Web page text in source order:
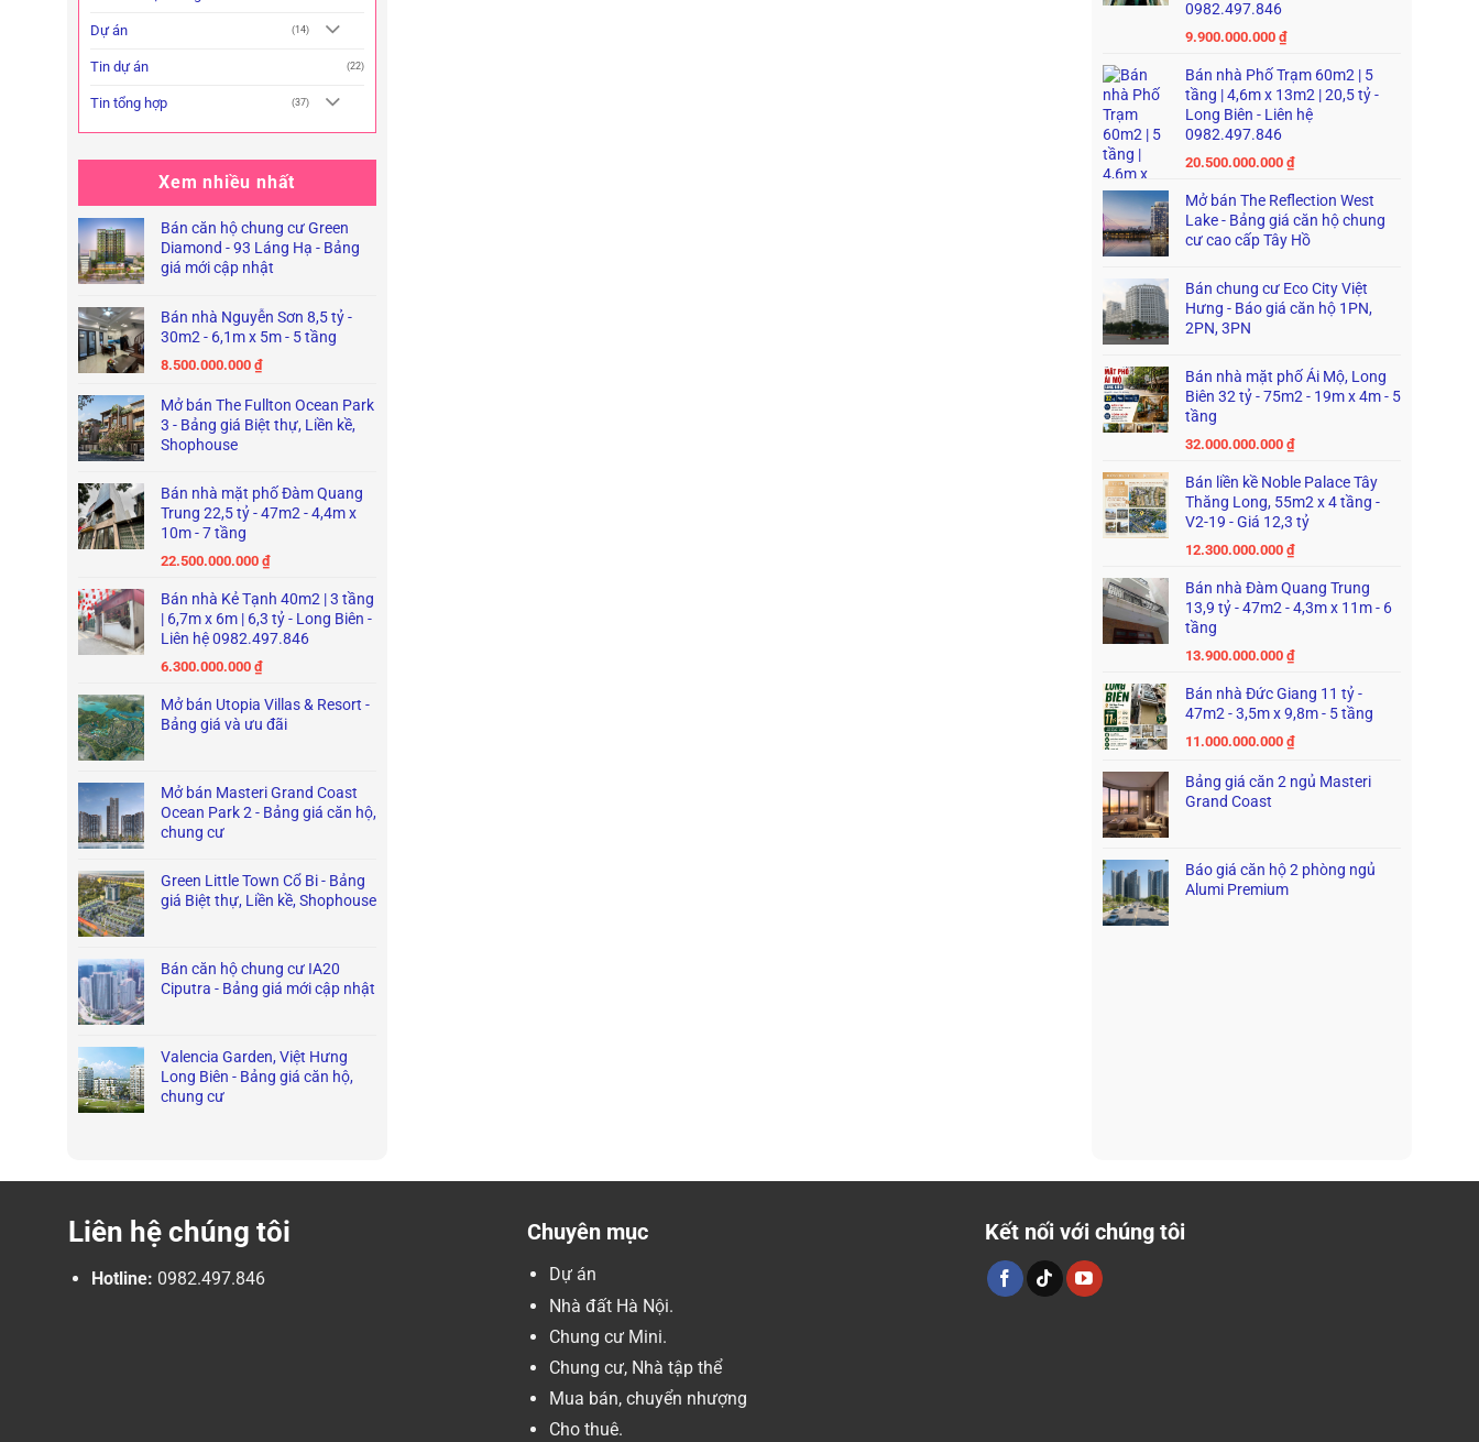
Dự án (14)
Tin dự án (22)
Tin tổng hợp (37)
Xem nhiều nhất
Bán căn hộ chung cư Green
Diamond - 93 Láng Hạ - Bảng
giá mới cập nhật
Bán nhà Nguyễn Sơn 8,5 tỷ -
30m2 - 6,1m x 5m - 5 tầng
8.500.000.000 ₫
Mở bán The Fullton Ocean Park
3 - Bảng giá Biệt thự, Liền kề,
Shophouse
Bán nhà mặt phố Đàm Quang
Trung 22,5 tỷ - 47m2 - 4,4m x
10m - 7 tầng
22.500.000.000 ₫
Bán nhà Kẻ Tạnh 40m2 | 3 tầng
| 6,7m x 6m | 6,3 tỷ - Long Biên -
Liên hệ 0982.497.846
6.300.000.000 ₫
Mở bán Utopia Villas & Resort -
Bảng giá và ưu đãi
Mở bán Masteri Grand Coast
Ocean Park 2 - Bảng giá căn hộ,
chung cư
Green Little Town Cổ Bi - Bảng
giá Biệt thự, Liền kề, Shophouse
Bán căn hộ chung cư IA20
Ciputra - Bảng giá mới cập nhật
Valencia Garden, Việt Hưng
Long Biên - Bảng giá căn hộ,
chung cư
0982.497.846
9.900.000.000₫
Bán nhà Phố Trạm 60m2 | 5
tầng | 4,6m x 13m2 | 20,5 tỷ -
Long Biên - Liên hệ
0982.497.846
20.500.000.000₫
Mở bán The Reflection West
Lake - Bảng giá căn hộ chung
cư cao cấp Tây Hồ
Bán chung cư Eco City Việt
Hưng - Báo giá căn hộ 1PN,
2PN, 3PN
Bán nhà mặt phố Ái Mộ, Long
Biên 32 tỷ - 75m2 - 19m x 4m - 5
tầng
32.000.000.000₫
Bán liền kề Noble Palace Tây
Thăng Long, 55m2 x 4 tầng -
V2-19 - Giá 12,3 tỷ
12.300.000.000₫
Bán nhà Đàm Quang Trung
13,9 tỷ - 47m2 - 4,3m x 11m - 6
tầng
13.900.000.000₫
Bán nhà Đức Giang 11 tỷ -
47m2 - 3,5m x 9,8m - 5 tầng
11.000.000.000₫
Bảng giá căn 2 ngủ Masteri
Grand Coast
Báo giá căn hộ 2 phòng ngủ
Alumi Premium
Liên hệ chúng tôi
Hotline: 0982.497.846
Chuyên mục
Dự án
Nhà đất Hà Nội.
Chung cư Mini.
Chung cư, Nhà tập thể
Mua bán, chuyển nhượng
Cho thuê.
Kết nối với chúng tôi